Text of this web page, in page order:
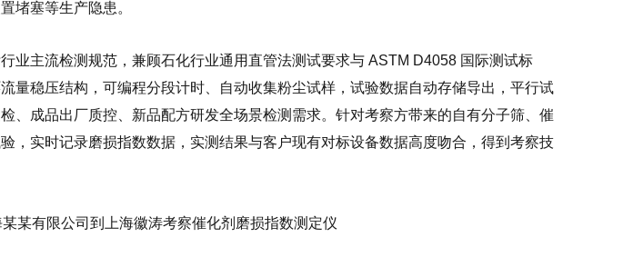
堵塞等生产隐患。
业主流检测规范，兼顾石化行业通用直管法测试要求与 ASTM D4058 国际测试标
量稳压结构，可编程分段计时、自动收集粉尘试样，试验数据自动存储导出，平行试
、成品出厂质控、新品配方研发全场景检测需求。针对考察方带来的自有分子筛、催
，实时记录磨损指数数据，实测结果与客户现有对标设备数据高度吻合，得到考察技